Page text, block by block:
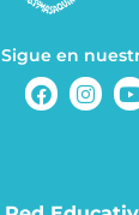
Sigue en